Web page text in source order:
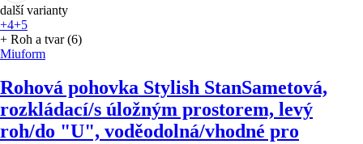
další varianty
+4+5
+ Roh a tvar (6)
Miuform
Rohová pohovka Stylish StanSametová,
rozkládací/s úložným prostorem, levý
roh/do "U", voděodolná/vhodné pro